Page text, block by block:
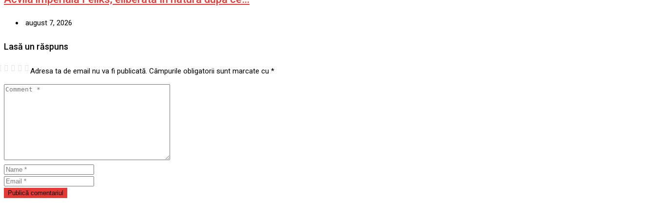
august 7, 2026
Lasă un răspuns
Adresa ta de email nu va fi publicată. Câmpurile obligatorii sunt marcate cu *